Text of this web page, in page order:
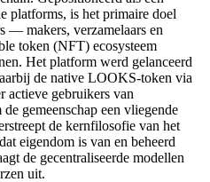
platforms, is het primaire doel
— makers, verzamelaars en
token (NFT) ecosysteem
Het platform werd gelanceerd
de native LOOKS-token via
actieve gebruikers van
gemeenschap een vliegende
de kernfilosofie van het
eigendom is van en beheerd
de gecentraliseerde modellen
uit.